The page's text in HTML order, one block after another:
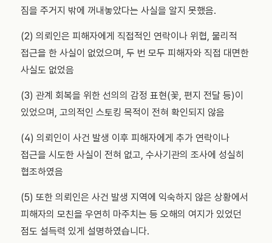
짐을 주거지 밖에 꺼내놓았다는 사실을 알지 못했음.
(2) 의뢰인은 피해자에게 직접적인 연락이나 위협, 물리적
접근을 한 사실이 없었으며, 두 번 모두 피해자와 직접 대면한
사실도 없었음
(3) 관계 회복을 위한 선의의 감정 표현(꽃, 편지 전달 등)이
있었으며, 고의적인 스토킹 목적이 전혀 확인되지 않음
(4) 의뢰인이 사건 발생 이후 피해자에게 추가 연락이나
접근을 시도한 사실이 전혀 없고, 수사기관의 조사에 성실히
협조하였음
(5) 또한 의뢰인은 사건 발생 지역에 익숙하지 않은 상황에서
피해자의 모친을 우연히 마주치는 등 오해의 여지가 있었던
점도 설득력 있게 설명하였습니다.